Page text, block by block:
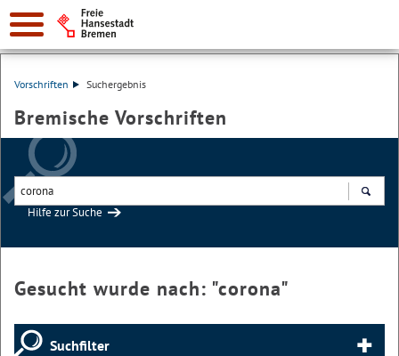
Vorschriften Suchergebnis
Bremische Vorschriften
Hilfe zur Suche
Gesucht wurde nach: "corona"
Suchfilter